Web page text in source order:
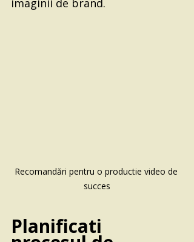
imaginii de brand.
Recomandări pentru o productie video de
succes
Planificati